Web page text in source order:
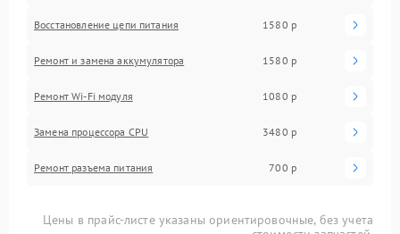
Восстановление цепи питания 1580 р
Ремонт и замена аккумулятора 1580 р
Ремонт Wi-Fi модуля 1080 р
Замена процессора CPU 3480 р
Ремонт разъема питания 700 р
Цены в прайс-листе указаны ориентировочные, без учета